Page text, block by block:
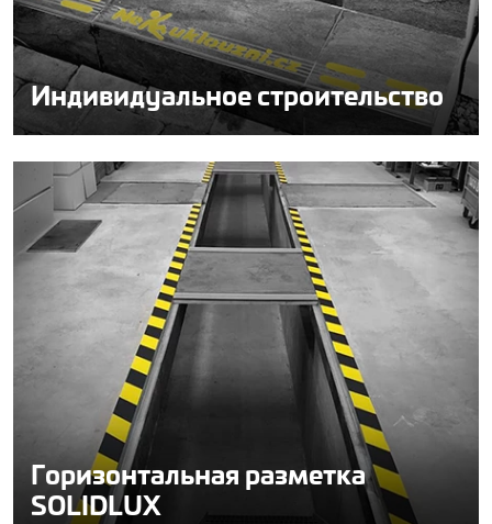
Индивидуальное строительство
Горизонтальная разметка
SOLIDLUX